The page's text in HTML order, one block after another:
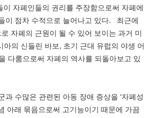
이 자폐인들의 권리를 주장함으로써 자폐에
이 점차 수적으로 늘어나고 있다. 최 근에
자폐의 근원이 될 수 있어 보이는 과거 미
아의 신들린 바보, 초기 근대 유럽의 야생 어
다룸으로써 자폐의 역사를 되돌아보고 있
과 수많은 관련된 아동 장애 증상을 ‘자폐성
아래 묶음으로써 고기능이기 때문에 가끔